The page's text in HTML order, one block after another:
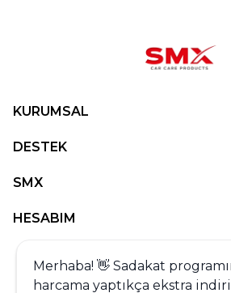
KURUMSAL
DESTEK
SMX
HESABIM
Merhaba! 👋 Sadakat
harcama yaptıkça ekstra